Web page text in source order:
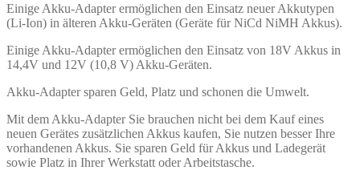
Einige Akku-Adapter ermöglichen den Einsatz neuer Akkutypen
(Li-Ion) in älteren Akku-Geräten (Geräte für NiCd NiMH Akkus).
Einige Akku-Adapter ermöglichen den Einsatz von 18V Akkus in
14,4V und 12V (10,8 V) Akku-Geräten.
Akku-Adapter sparen Geld, Platz und schonen die Umwelt.
Mit dem Akku-Adapter Sie brauchen nicht bei dem Kauf eines
neuen Gerätes zusätzlichen Akkus kaufen, Sie nutzen besser Ihre
vorhandenen Akkus. Sie sparen Geld für Akkus und Ladegerät
sowie Platz in Ihrer Werkstatt oder Arbeitstasche.